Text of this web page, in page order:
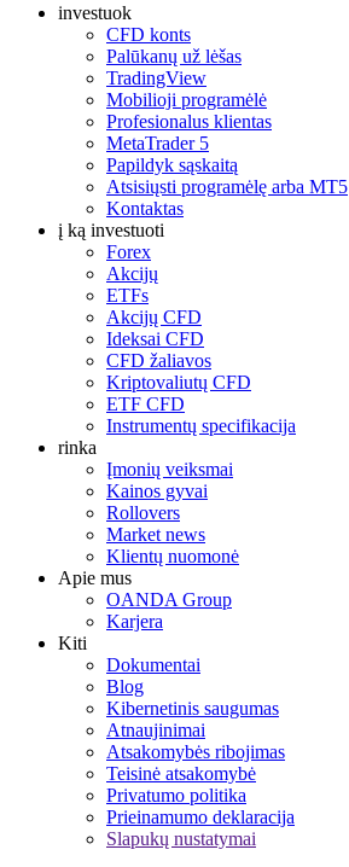
investuok
CFD konts
Palūkanų už lėšas
TradingView
Mobilioji programėlė
Profesionalus klientas
MetaTrader 5
Papildyk sąskaitą
Atsisiųsti programėlę arba MT5
Kontaktas
į ką investuoti
Forex
Akcijų
ETFs
Akcijų CFD
Ideksai CFD
CFD žaliavos
Kriptovaliutų CFD
ETF CFD
Instrumentų specifikacija
rinka
Įmonių veiksmai
Kainos gyvai
Rollovers
Market news
Klientų nuomonė
Apie mus
OANDA Group
Karjera
Kiti
Dokumentai
Blog
Kibernetinis saugumas
Atnaujinimai
Atsakomybės ribojimas
Teisinė atsakomybė
Privatumo politika
Prieinamumo deklaracija
Slapukų nustatymai